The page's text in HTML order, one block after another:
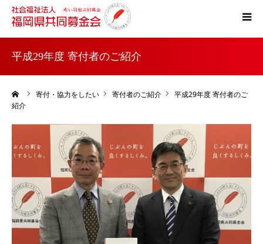
平成29年度 寄付者のご紹介
寄付・協力をしたい 寄付者のご紹介
平成29年度 寄付者のご
紹介
ホーム
税制上の優遇措置
よくある質問